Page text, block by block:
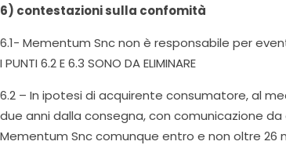
6) contestazioni sulla confomità
6.1- Mementum Snc non è responsabile per
I PUNTI 6.2 E 6.3 SONO DA ELIMINARE
6.2 – In ipotesi di acquirente consumatore, al
due anni dalla consegna, con comunicazione
Mementum Snc comunque entro e non oltre 26